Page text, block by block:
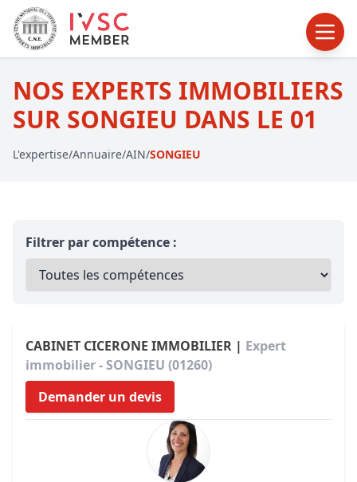
NOS EXPERTS IMMOBILIERS
SUR SONGIEU DANS LE 01
L'expertise/Annuaire/AIN/SONGIEU
Filtrer par compétence :
CABINET CICERONE IMMOBILIER | Expert
immobilier - SONGIEU (01260)
Demander un devis